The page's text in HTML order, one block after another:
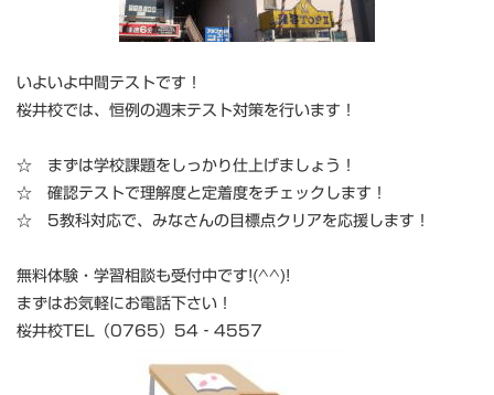
いよいよ中間テストです！
桜井校では、恒例の週末テスト対策を行います！
☆ まずは学校課題をしっかり仕上げましょう！
☆ 確認テストで理解度と定着度をチェックします！
☆ 5教科対応で、みなさんの目標点クリアを応援します！
無料体験・学習相談も受付中です!(^^)!
まずはお気軽にお電話下さい！
桜井校TEL（0765）54‐4557